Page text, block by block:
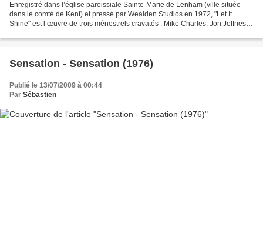
Enregistré dans l’église paroissiale Sainte-Marie de Lenham (ville située
dans le comté de Kent) et pressé par Wealden Studios en 1972, "Let It
Shine" est l’œuvre de trois ménestrels cravatés : Mike Charles, Jon Jeffries et
Sensation - Sensation (1976)
Publié le 13/07/2009 à 00:44
Par Sébastien